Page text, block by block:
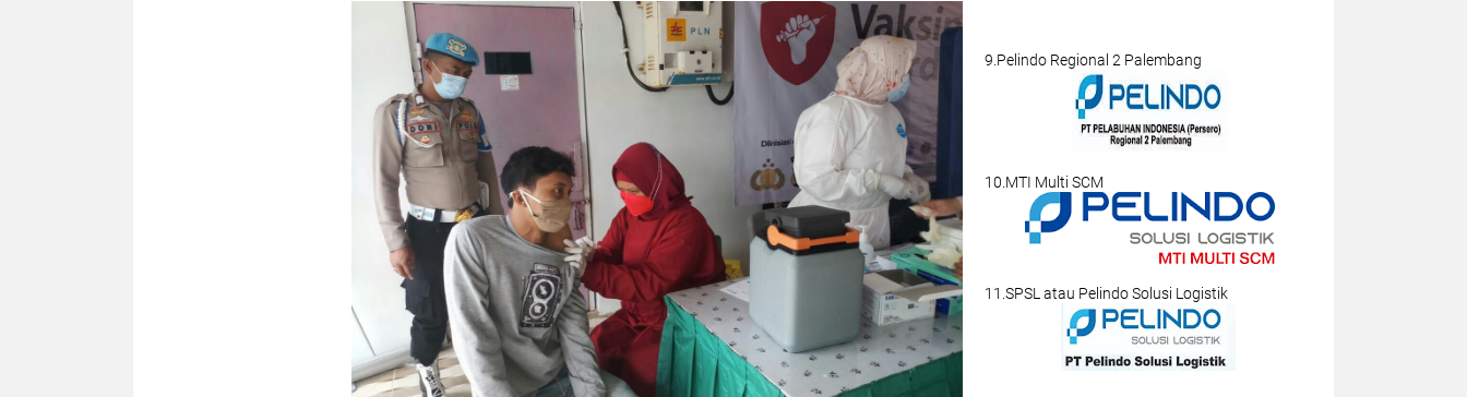
9.Pelindo Regional 2 Palembang
10.MTI Multi SCM
11.SPSL atau Pelindo Solusi Logistik